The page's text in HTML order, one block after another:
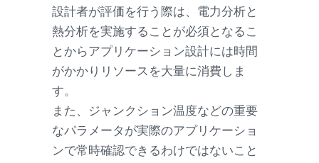
設計者が評価を行う際は、電力分析と
熱分析を実施することが必須となるこ
とからアプリケーション設計には時間
がかかりリソースを大量に消費しま
す。
また、ジャンクション温度などの重要
なパラメータが実際のアプリケーショ
ンで常時確認できるわけではないこと